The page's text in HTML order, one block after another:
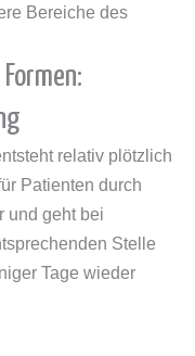
Bereiche des
relativ plötzlich
Patienten durch
und geht bei
Stelle
Tage wieder